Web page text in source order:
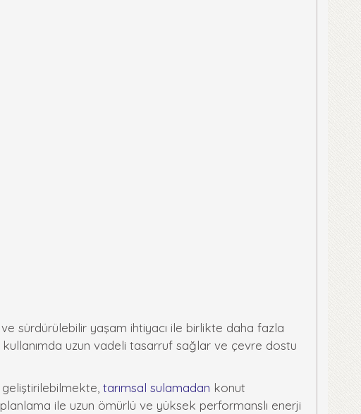
sürdürülebilir yaşam ihtiyacı ile birlikte daha fazla
uzun vadeli tasarruf sağlar ve çevre dostu
tarımsal sulamadan konut
ile uzun ömürlü ve yüksek performanslı enerji